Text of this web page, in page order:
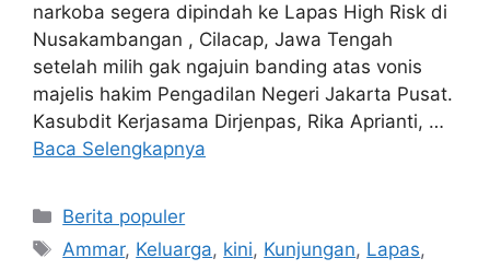
narkoba segera dipindah ke Lapas High Risk di
Nusakambangan , Cilacap, Jawa Tengah
setelah milih gak ngajuin banding atas vonis
majelis hakim Pengadilan Negeri Jakarta Pusat.
Kasubdit Kerjasama Dirjenpas, Rika Aprianti, …
Baca Selengkapnya
Kategori
Berita populer
Tag
Ammar, Keluarga, kini, Kunjungan, Lapas,